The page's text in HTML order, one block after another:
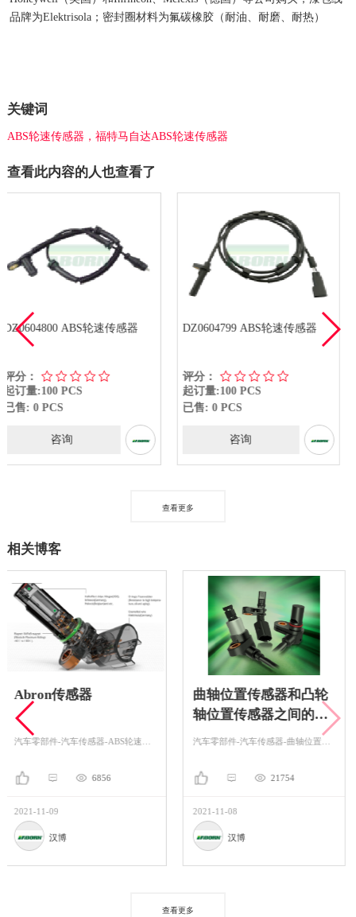
品牌为Elektrisola；密封圈材料为氟碳橡胶（耐油、耐磨、耐热）
关键词
ABS轮速传感器，福特马自达ABS轮速传感器
查看此内容的人也查看了
传感器 DZ0604799 ABS轮速传感器
评分：
咨询
ABS车轮转速传
9638530780
评分：
咨询
查看更多
相关博客
汽车零部件-汽车传感器-ABS轮速传感器
曲轴位置传感器和凸轮
轴位置传感器之间的差
异
汽车零部件-汽车传感器-曲轴位置传感器
21754
ABS车轮转
查看更多